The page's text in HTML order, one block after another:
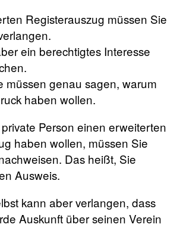
Registerauszug müssen Sie
ein berechtigtes Interesse
müssen genau sagen, warum
haben wollen.
Person einen erweiterten
haben wollen, müssen Sie
Das heißt, Sie
Ausweis.
kann aber verlangen, dass
Auskunft über seinen Verein